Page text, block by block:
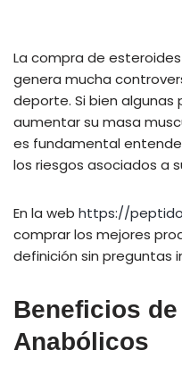
La compra de
genera mucha
deporte. Si bien algunas
aumentar su masa
es fundamental
los riesgos asociados a
En la web https://
comprar los mejores
definición sin preguntas
Beneficios
Anabólicos